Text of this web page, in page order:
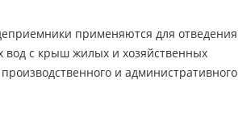
применяются для отведения
вод с крыш жилых и хозяйственных
и административного